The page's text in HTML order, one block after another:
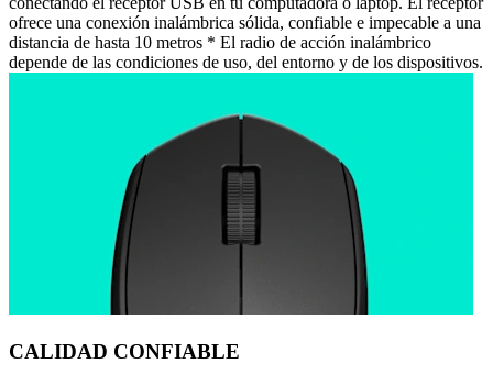
ofrece una conexión inalámbrica sólida, confiable e impecable a una
distancia de hasta 10 metros * El radio de acción inalámbrico
depende de las condiciones de uso, del entorno y de los dispositivos.
CALIDAD CONFIABLE